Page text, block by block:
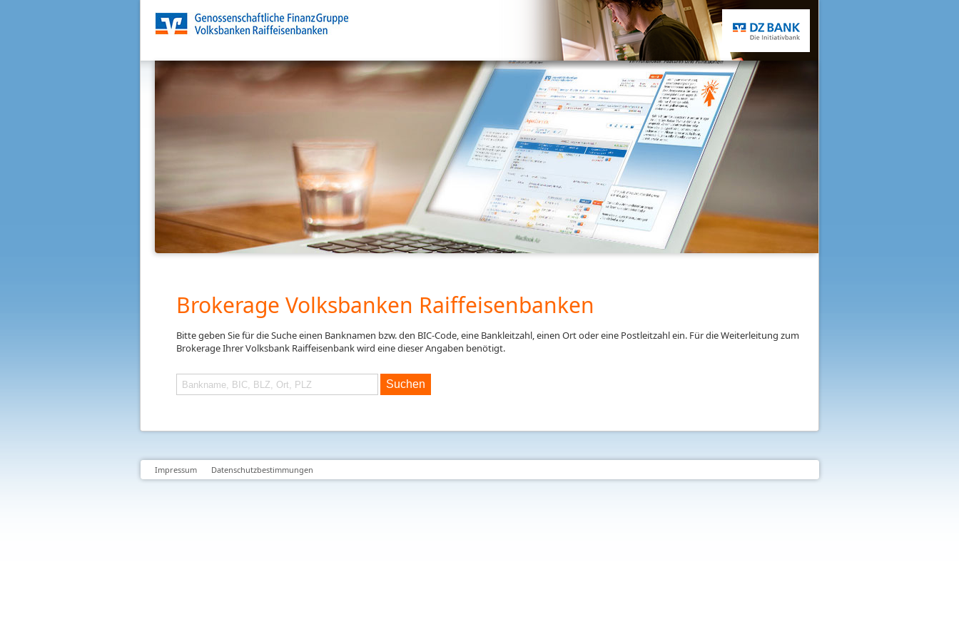
Brokerage Volksbanken Raiffeisenbanken
Bitte geben Sie für die Suche einen Banknamen bzw. den BIC-Code, eine Bankleitzahl, einen Ort oder eine Postleitzahl ein. Für die Weiterleitung zum
Brokerage Ihrer Volksbank Raiffeisenbank wird eine dieser Angaben benötigt.
Suchen
Impressum Datenschutzbestimmungen